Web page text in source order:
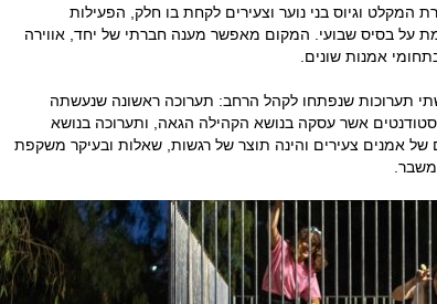
המקלט וגיוס בני נוער וצעירים לקחת בו חלק, הפעילות
על בסיס שבועי. המקום מאפשר מענה חברתי של יחד, אווירה
אמנות שונים.
נטויה), אמני מקלט 22 השיקו שתי תערוכות שנפתחו לקהל הרחב: תערוכה ראשונה שנעשתה
אשר עסקה בנושא הקהילה הגאה, ותערוכה בנושא
של אמנים צעירים והינה תוצר של רגשות, שאלות ובעיקר משקפת